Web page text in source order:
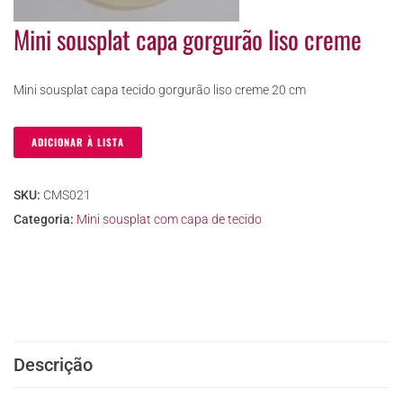
Mini sousplat capa gorgurão liso creme
Mini sousplat capa tecido gorgurão liso creme 20 cm
ADICIONAR À LISTA
SKU: CMS021
Categoria: Mini sousplat com capa de tecido
Descrição